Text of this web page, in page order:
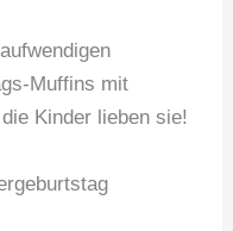
Muffins mit
Kinder lieben sie!